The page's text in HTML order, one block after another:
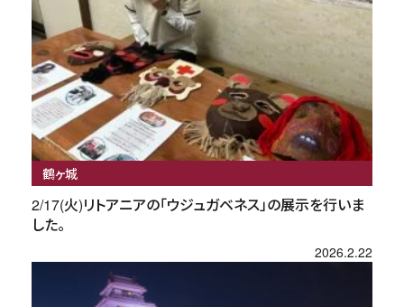
鶴ヶ城
2/17(火)リトアニアの「ウジュガベネス」の展示を行いま
した。
2026.2.22